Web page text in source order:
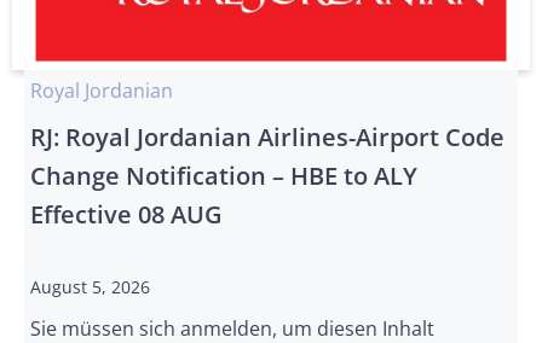
Royal Jordanian
RJ: Royal Jordanian Airlines-Airport Code
Change Notification – HBE to ALY
Effective 08 AUG
August 5, 2026
Sie müssen sich anmelden, um diesen Inhalt